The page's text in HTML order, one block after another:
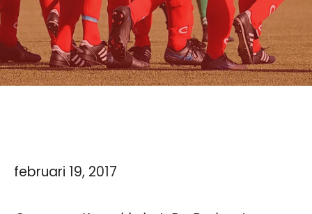
februari 19, 2017